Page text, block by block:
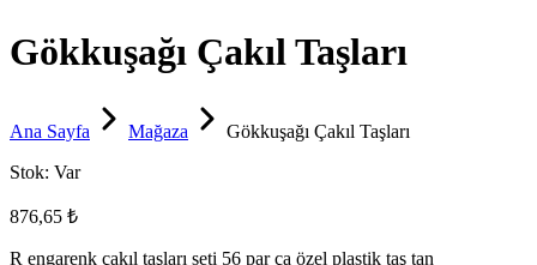
Gökkuşağı Çakıl Taşları
Ana Sayfa Mağaza
Gökkuşağı Çakıl Taşları
Stok: Var
876,65 ₺
R engarenk çakıl taşları seti 56 par ça özel plastik taş tan